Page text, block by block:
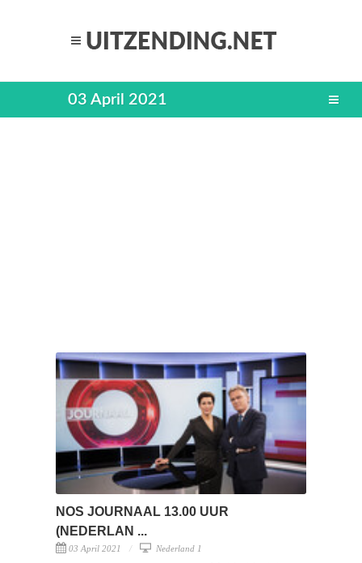
03 April 2021
NOS JOURNAAL 13.00 UUR
(NEDERLAN ...
03 April 2021 Nederland 1